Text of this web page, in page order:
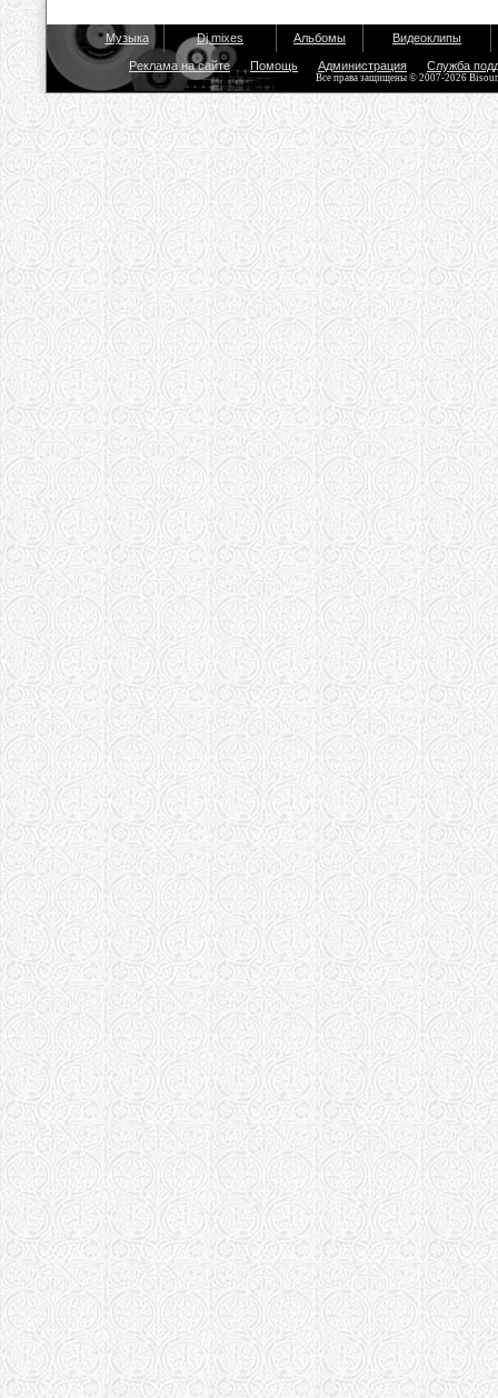
Музыка Dj mixes Альбомы Видеоклипы
Реклама на сайте Помощь Администрация Служба
Все права защищены © 2007-2026